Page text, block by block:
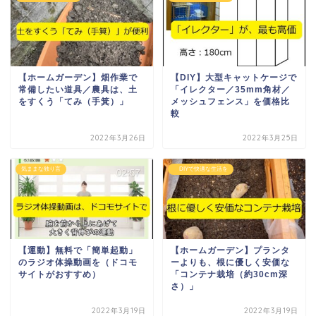
【ホームガーデン】畑作業で
常備したい道具／農具は、土
をすくう「てみ（手箕）」
2022年3月26日
【DIY】大型キャットケージで
「イレクター／35mm角材／
メッシュフェンス」を価格比
較
2022年3月25日
気ままな独り言
【運動】無料で「簡単起動」
のラジオ体操動画を（ドコモ
サイトがおすすめ）
2022年3月19日
DIYで快適な生活を
【ホームガーデン】プランタ
ーよりも、根に優しく安価な
「コンテナ栽培（約30cm深
さ）」
2022年3月19日